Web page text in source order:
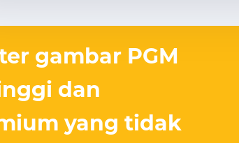
gambar PGM
dan
yang tidak